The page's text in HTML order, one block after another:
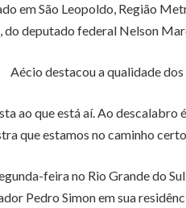
em São Leopoldo, Região
do deputado federal Nelson
Aécio destacou a qualidade
ao que está aí. Ao
que estamos no caminho
feira no Rio Grande do
Pedro Simon em sua